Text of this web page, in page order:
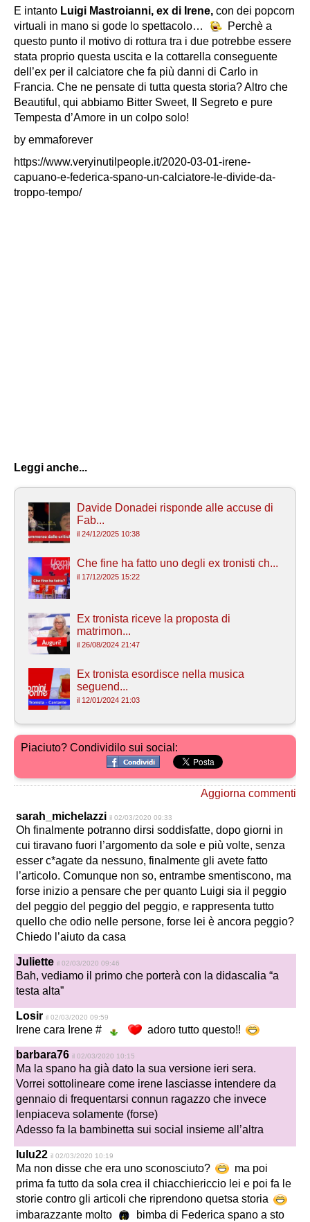
E intanto Luigi Mastroianni, ex di Irene, con dei popcorn
virtuali in mano si gode lo spettacolo…
Perchè a
questo punto il motivo di rottura tra i due potrebbe essere
stata proprio questa uscita e la cottarella conseguente
dell’ex per il calciatore che fa più danni di Carlo in
Francia. Che ne pensate di tutta questa storia? Altro che
Beautiful, qui abbiamo Bitter Sweet, Il Segreto e pure
Tempesta d’Amore in un colpo solo!
by emmaforever
https://www.veryinutilpeople.it/2020-03-01-irene-
capuano-e-federica-spano-un-calciatore-le-divide-da-
troppo-tempo/
Leggi anche...
Davide Donadei risponde alle accuse di
Fab...
il 24/12/2025 10:38
Che fine ha fatto uno degli ex tronisti ch...
il 17/12/2025 15:22
Ex tronista riceve la proposta di
matrimon...
il 26/08/2024 21:47
Ex tronista esordisce nella musica
seguend...
il 12/01/2024 21:03
Piaciuto? Condividilo sui social:
Aggiorna commenti
sarah_michelazzi il 02/03/2020 09:33
Oh finalmente potranno dirsi soddisfatte, dopo giorni in
cui tiravano fuori l’argomento da sole e più volte, senza
esser c*agate da nessuno, finalmente gli avete fatto
l’articolo. Comunque non so, entrambe smentiscono, ma
forse inizio a pensare che per quanto Luigi sia il peggio
del peggio del peggio del peggio, e rappresenta tutto
quello che odio nelle persone, forse lei è ancora peggio?
Chiedo l’aiuto da casa
Juliette il 02/03/2020 09:46
Bah, vediamo il primo che porterà con la didascalia “a
testa alta”
Losir il 02/03/2020 09:59
Irene cara Irene # adoro tutto questo!!
barbara76 il 02/03/2020 10:15
Ma la spano ha già dato la sua versione ieri sera.
Vorrei sottolineare come irene lasciasse intendere da
gennaio di frequentarsi connun ragazzo che invece
lenpiaceva solamente (forse)
Adesso fa la bambinetta sui social insieme all’altra
lulu22 il 02/03/2020 10:19
Ma non disse che era uno sconosciuto?
ma poi
prima fa tutto da sola crea il chiacchiericcio lei e poi fa le
storie contro gli articoli che riprendono quetsa storia
imbarazzante molto
bimba di Federica spano a sto